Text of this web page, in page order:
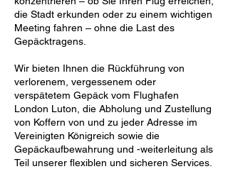
die Stadt erkunden oder zu einem wichtigen
Meeting fahren – ohne die Last des
Gepäcktragens.
Wir bieten Ihnen die Rückführung von
verlorenem, vergessenem oder
verspätetem Gepäck vom Flughafen
London Luton, die Abholung und Zustellung
von Koffern von und zu jeder Adresse im
Vereinigten Königreich sowie die
Gepäckaufbewahrung und -weiterleitung als
Teil unserer flexiblen und sicheren Services.